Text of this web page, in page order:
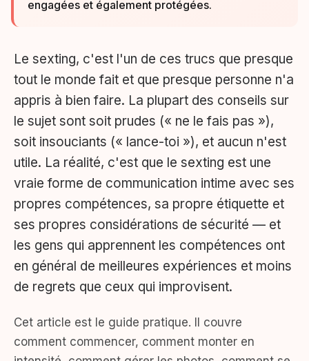
engagées et également protégées.
Le sexting, c'est l'un de ces trucs que presque
tout le monde fait et que presque personne n'a
appris à bien faire. La plupart des conseils sur
le sujet sont soit prudes (« ne le fais pas »),
soit insouciants (« lance-toi »), et aucun n'est
utile. La réalité, c'est que le sexting est une
vraie forme de communication intime avec ses
propres compétences, sa propre étiquette et
ses propres considérations de sécurité — et
les gens qui apprennent les compétences ont
en général de meilleures expériences et moins
de regrets que ceux qui improvisent.
Cet article est le guide pratique. Il couvre
comment commencer, comment monter en